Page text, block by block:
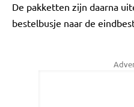
De pakketten zijn daarna
bestelbusje naar de